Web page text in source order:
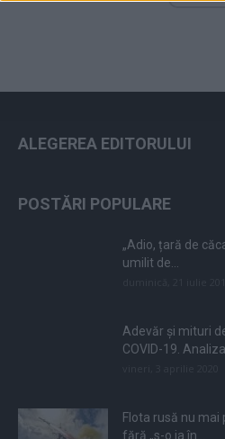
ALEGEREA EDITORULUI
POSTĂRI POPULARE
„Adio, țară de
umilit de...
Adevăr și mituri
COVID-19.
Flota rusă nu
fără „s-o ia în...